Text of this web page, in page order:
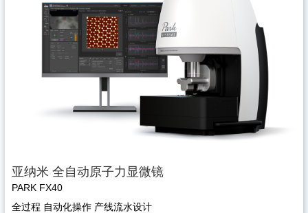
亚纳米 全自动原子力显微镜
PARK FX40
全过程 自动化操作 产线流水设计